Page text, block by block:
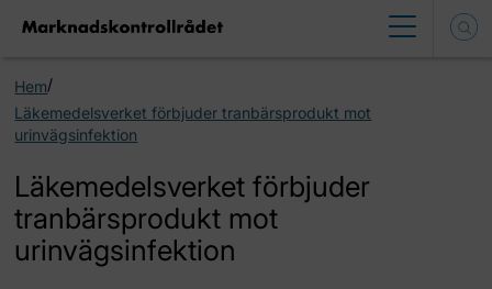
Hem/
Läkemedelsverket förbjuder tranbärsprodukt mot
urinvägsinfektion
Läkemedelsverket förbjuder
tranbärsprodukt mot
urinvägsinfektion